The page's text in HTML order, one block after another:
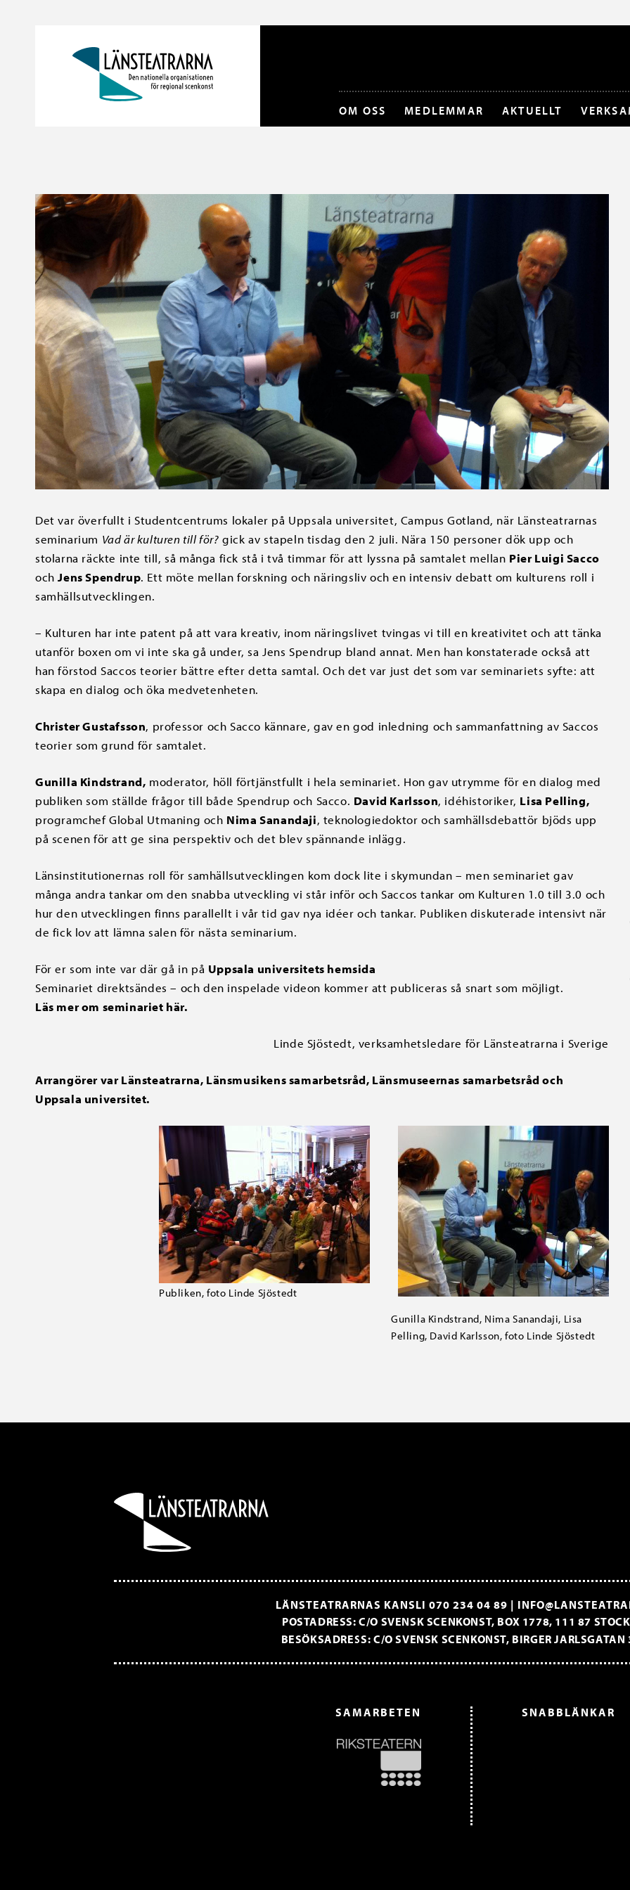
OM OSS MEDLEMMAR AKTUELLT
Det var överfullt i Studentcentrums lokaler på Uppsala universitet, Campus Gotland, när Länsteatrarnas
seminarium Vad är kulturen till för? gick av stapeln tisdag den 2 juli. Nära 150 personer dök upp och
stolarna räckte inte till, så många fick stå i två timmar för att lyssna på samtalet mellan Pier Luigi Sacco
ochJens Spendrup. Ett möte mellan forskning och näringsliv och en intensiv debatt om kulturens roll i
samhällsutvecklingen.
– Kulturen har inte patent på att vara kreativ, inom näringslivet tvingas vi till en kreativitet och att tänka
utanför boxen om vi inte ska gå under, sa Jens Spendrup bland annat. Men han konstaterade också att
han förstod Saccos teorier bättre efter detta samtal. Och det var just det som var seminariets syfte: att
skapa en dialog och öka medvetenheten.
Christer Gustafsson, professor och Sacco kännare, gav en god inledning och sammanfattning av Saccos
teorier som grund för samtalet.
Gunilla Kindstrand, moderator, höll förtjänstfullt i hela seminariet. Hon gav utrymme för en dialog med
publiken som ställde frågor till både Spendrup och Sacco. David Karlsson, idéhistoriker, Lisa Pelling,
programchef Global Utmaning och Nima Sanandaji, teknologiedoktor och samhällsdebattör bjöds upp
på scenen för att ge sina perspektiv och det blev spännande inlägg.
Länsinstitutionernas roll för samhällsutvecklingen kom dock lite i skymundan – men seminariet gav
många andra tankar om den snabba utveckling vi står inför och Saccos tankar om Kulturen 1.0 till 3.0 och
hur den utvecklingen finns parallellt i vår tid gav nya idéer och tankar. Publiken diskuterade intensivt när
de fick lov att lämna salen för nästa seminarium.
För er som inte var där gå in på Uppsala universitets hemsida
Seminariet direktsändes – och den inspelade videon kommer att publiceras så snart som möjligt.
Läs mer om seminariet här.
Linde Sjöstedt, verksamhetsledare för Länsteatrarna i Sverige
Arrangörer varLänsteatrarna, Länsmusikens samarbetsråd, Länsmuseernas samarbetsrådoch
Uppsala universitet.
Gunilla Kindstrand, Nima Sanandaji, Lisa
Pelling, David Karlsson, foto Linde Sjöstedt
Publiken, foto Linde Sjöstedt
LÄNSTEATRARNAS KANSLI 070 234 04 89 |
POSTADRESS: C/O SVENSK SCENKONST, BOX 1778, 111 87
BESÖKSADRESS: C/O SVENSK SCENKONST, BIRGER JARLSGATAN
SAMARBETEN SNABBLÄNKAR